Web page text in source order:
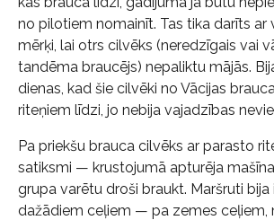
no pilotiem nomainīt. Tas tika darīts ar
mērķi, lai otrs cilvēks (neredzīgais vai
tandēma braucējs) nepaliktu mājās.
dienas, kad šie cilvēki no Vācijas
riteņiem līdzi, jo nebija vajadzības
Pa priekšu brauca cilvēks ar parasto
satiksmi — krustojumā apturēja
grupa varētu droši braukt. Maršruti
dažādiem ceļiem — pa zemes ceļiem,